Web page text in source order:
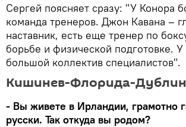
Сергей поясняет сразу: "У Конора
команда тренеров. Джон Кавана –
наставник, есть еще тренер по
борьбе и физической подготовке. У
большой коллектив специалистов".
Кишинев-Флорида-Дублин
- Вы живете в Ирландии, грамотно
русски. Так откуда вы родом?